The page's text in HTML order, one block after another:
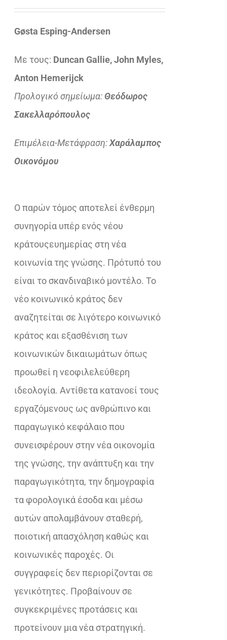
price
τρέχουσα
€16,96.
Gøsta Esping-Andersen
Με τους: Duncan Gallie, John Myles,
Anton Hemerijck
Προλογικό σημείωμα: Θεόδωρος
Σακελλαρόπουλος
Επιμέλεια-Μετάφραση:Χαράλαμπος
Οικονόμου
Ο παρών τόμος αποτελεί ένθερμη
συνηγορία υπέρ ενός νέου
κράτουςευημερίας στη νέα
κοινωνία της γνώσης. Πρότυπό του
είναι το σκανδιναβικό μοντέλο. Το
νέο κοινωνικό κράτος δεν
αναζητείται σε λιγότερο κοινωνικό
κράτος και εξασθένιση των
κοινωνικών δικαιωμάτων όπως
προωθεί η νεοφιλελεύθερη
ιδεολογία. Αντίθετα κατανοεί τους
εργαζόμενους ως ανθρώπινο και
παραγωγικό κεφάλαιο που
συνεισφέρουν στην νέα οικονομία
της γνώσης, την ανάπτυξη και την
παραγωγικότητα, την δημογραφία
τα φορολογικά έσοδα και μέσω
αυτών απολαμβάνουν σταθερή,
ποιοτική απασχόληση καθώς και
κοινωνικές παροχές. Οι
συγγραφείς δεν περιορίζονται σε
γενικότητες. Προβαίνουν σε
συγκεκριμένες προτάσεις και
προτείνουν μια νέα στρατηγική.